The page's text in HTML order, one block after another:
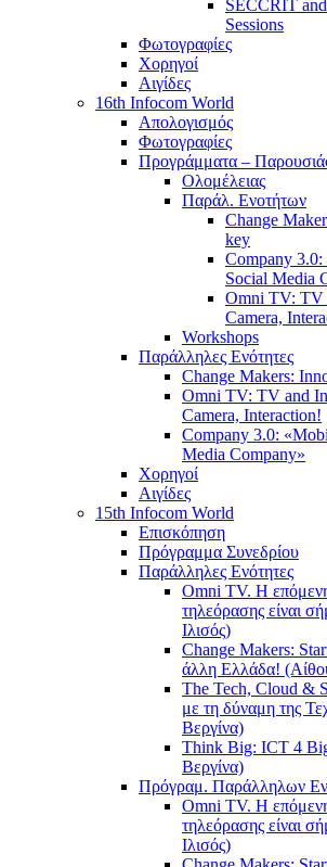
SECCRIT
Sessions
Φωτογραφίες
Χορηγοί
Αιγίδες
16th Infocom World
Απολογισμός
Φωτογραφίες
Προγράμματα –
Ολομέλειας
Παράλ. Ενοτήτων
Change
key
Company
Social Media
Omni TV: TV
Camera,
Workshops
Παράλληλες Ενότητες
Change Makers:
Omni TV: TV and
Camera, Interaction!
Company 3.0:
Media Company»
Χορηγοί
Αιγίδες
15th Infocom World
Επισκόπηση
Πρόγραμμα Συνεδρίου
Παράλληλες Ενότητες
Omni TV. Η
τηλεόρασης είναι
Ιλισός)
Change Makers:
άλλη Ελλάδα!
The Tech, Cloud &
με τη δύναμη της
Βεργίνα)
Think Big: ICT 4
Βεργίνα)
Πρόγραμ. Παράλληλων
Omni TV. Η
τηλεόρασης είναι
Ιλισός)